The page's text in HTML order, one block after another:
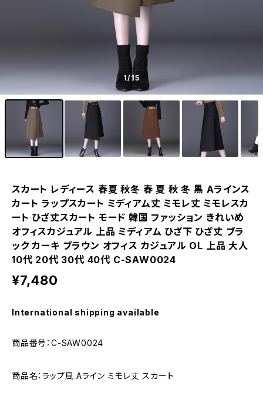
1/15
スカート レディース 春夏 秋冬 春 夏 秋 冬 黒 Aラインス
カート ラップスカート ミディアム丈 ミモレ丈 ミモレスカ
ート ひざ丈スカート モード 韓国 ファッション きれいめ
オフィスカジュアル 上品 ミディアム ひざ下 ひざ丈 ブラ
ック カーキ ブラウン オフィス カジュアル OL 上品 大人
10代 20代 30代 40代 C-SAW0024
¥7,480
International shipping available
商品番号：C-SAW0024
商品名：ラップ風 Aライン ミモレ丈 スカート